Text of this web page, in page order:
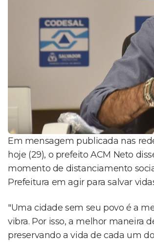
Em mensagem publicada nas
hoje (29), o prefeito ACM Neto
momento de distanciamento
Prefeitura em agir para salvar
"Uma cidade sem seu povo é a
vibra. Por isso, a melhor maneira
preservando a vida de cada um